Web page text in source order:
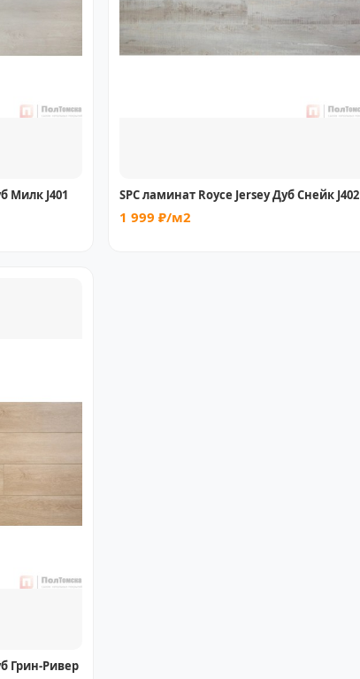
Милк J401 SPC ламинат Royce Jersey Дуб Снейк J402
1 999 ₽/м2
Грин-Ривер